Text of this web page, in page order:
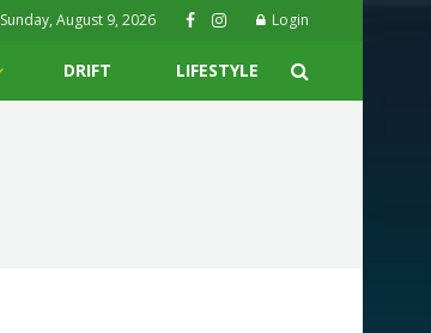
Sunday, August 9, 2026 Login
DRIFT LIFESTYLE